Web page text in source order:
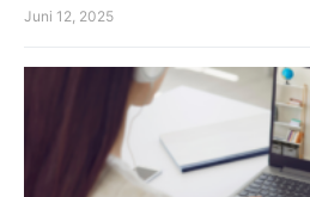
Juni 12, 2025